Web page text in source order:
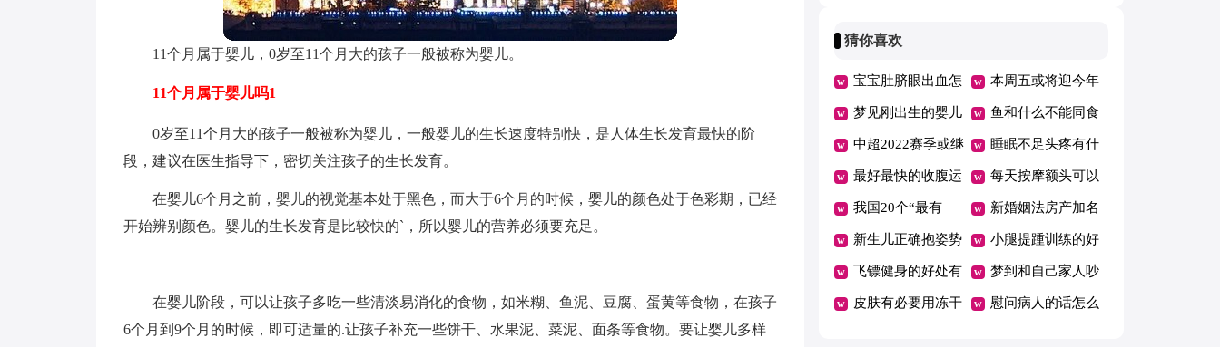
11个月属于婴儿，0岁至11个月大的孩子一般被称为婴儿。
11个月属于婴儿吗1
0岁至11个月大的孩子一般被称为婴儿，一般婴儿的生长速度特别快，是人体生长发育最快的阶
段，建议在医生指导下，密切关注孩子的生长发育。
在婴儿6个月之前，婴儿的视觉基本处于黑色，而大于6个月的时候，婴儿的颜色处于色彩期，已经
开始辨别颜色。婴儿的生长发育是比较快的`，所以婴儿的营养必须要充足。
在婴儿阶段，可以让孩子多吃一些清淡易消化的食物，如米糊、鱼泥、豆腐、蛋黄等食物，在孩子
6个月到9个月的时候，即可适量的.让孩子补充一些饼干、水果泥、菜泥、面条等食物。要让婴儿多样
猜你喜欢
宝宝肚脐眼出血怎
么回事
本周五或将迎今年
油价首跌
梦见刚出生的婴儿
满嘴牙
鱼和什么不能同食
中超2022赛季或继
续赛会制空场举行
睡眠不足头疼有什
么好办法
最好最快的收腹运
动是什么
每天按摩额头可以
消除皱纹吗
我国20个“最有
钱”城市公布
新婚姻法房产加名
无效是吗
新生儿正确抱姿势
图解
小腿提踵训练的好
处
飞镖健身的好处有
哪些
梦到和自己家人吵
架哭了
皮肤有必要用冻干 慰问病人的话怎么